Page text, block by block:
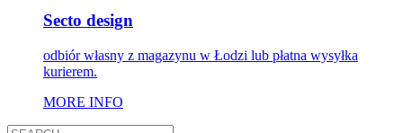
Secto design
odbiór własny z magazynu w Łodzi lub płatna wysyłka
kurierem.
MORE INFO